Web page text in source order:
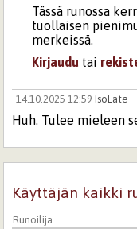
Tässä runossa
tuollaisen
merkeissä.
Kirjaudu tai
14.10.2025 12:59 IsoLate
Huh. Tulee mieleen
uskaltaa päästää irti
oikeastaan... (?)
Kirjaudutai
14.10.2025 17:04
Käyttäjän kaikki
Runoilija